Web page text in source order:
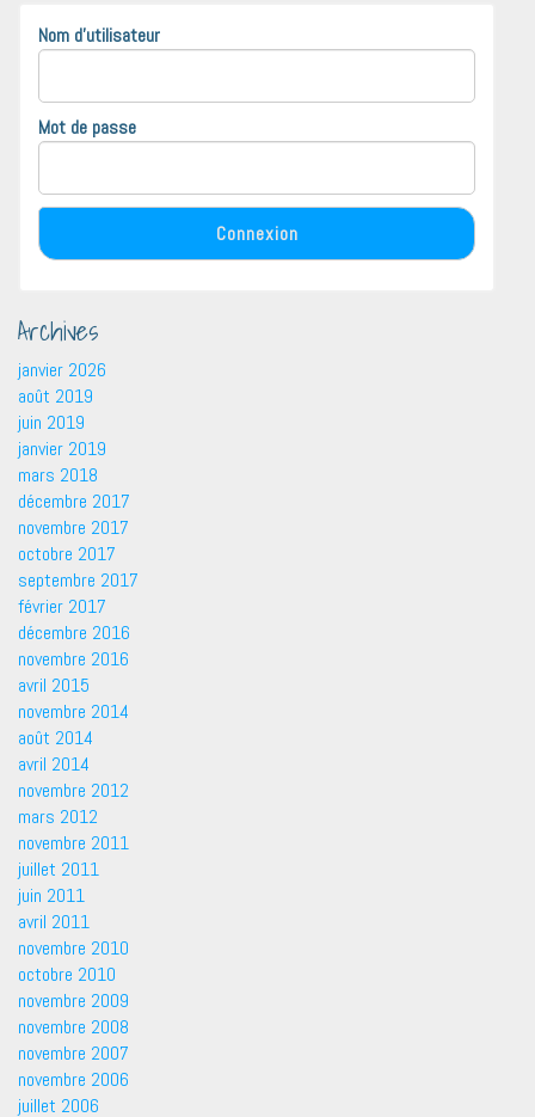
Nom d'utilisateur
Mot de passe
Archives
janvier 2026
août 2019
juin 2019
janvier 2019
mars 2018
décembre 2017
novembre 2017
octobre 2017
septembre 2017
février 2017
décembre 2016
novembre 2016
avril 2015
novembre 2014
août 2014
avril 2014
novembre 2012
mars 2012
novembre 2011
juillet 2011
juin 2011
avril 2011
novembre 2010
octobre 2010
novembre 2009
novembre 2008
novembre 2007
novembre 2006
juillet 2006